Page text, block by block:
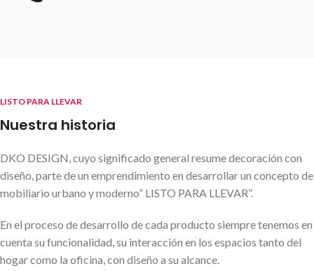
LISTO PARA LLEVAR
Nuestra historia
DKO DESIGN, cuyo significado general resume decoración con
diseño, parte de un emprendimiento en desarrollar un concepto de
mobiliario urbano y moderno” LISTO PARA LLEVAR”.
En el proceso de desarrollo de cada producto siempre tenemos en
cuenta su funcionalidad, su interacción en los espacios tanto del
hogar como la oficina, con diseño a su alcance.